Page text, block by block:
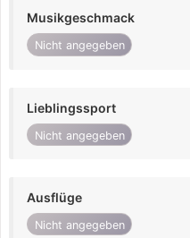
Musikgeschmack
Nicht angegeben
Lieblingssport
Nicht angegeben
Ausflüge
Nicht angegeben